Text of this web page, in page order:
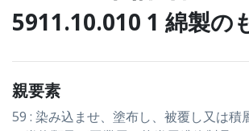
5911.10.010 1 綿製の
親要素
59 : 染み込ませ、塗布し、被覆し又は積